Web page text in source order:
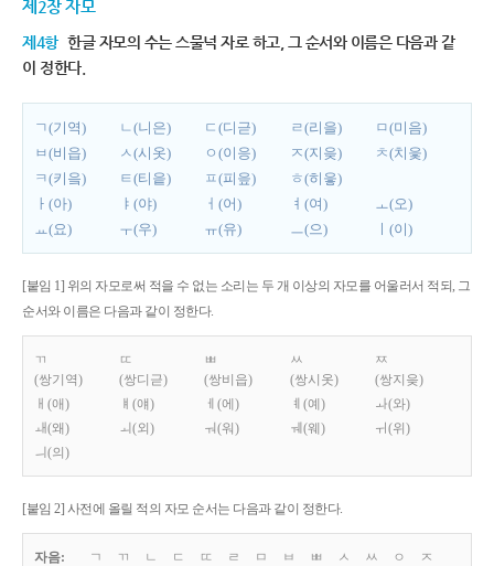
제2장 자모
제4항 한글 자모의 수는 스물넉 자로 하고, 그 순서와 이름은 다음과 같
이 정한다.
ㄱ(기역) ㄴ(니은) ㄷ(디귿) ㄹ(리을)
ㅁ(미음)
ㅂ(비읍)
ㅅ(시옷) ㅇ(이응) ㅈ(지읒)
ㅊ(치읓)
ㅋ(키읔)
ㅌ(티읕) ㅍ(피읖)
ㅎ(히읗)
ㅏ(아)
ㅑ(야) ㅓ(어) ㅕ(여)
ㅗ(오)
ㅛ(요)
ㅜ(우) ㅠ(유) ㅡ(으) ㅣ(이)
[붙임 1] 위의 자모로써 적을 수 없는 소리는 두 개 이상의 자모를 어울러서 적되, 그
순서와 이름은 다음과 같이 정한다.
ㄲ
(쌍기역)
ㄸ
(쌍디귿)
ㅃ
(쌍비읍)
ㅆ
(쌍시옷)
ㅉ
(쌍지읒)
ㅐ(애)
ㅒ(얘) ㅔ(에) ㅖ(예)
ㅘ(와)
ㅙ(왜)
ㅚ(외) ㅝ(워) ㅞ(웨)
ㅟ(위)
ㅢ(의)
[붙임 2] 사전에 올릴 적의 자모 순서는 다음과 같이 정한다.
자음: ㄱ ㄲ ㄴ ㄷ ㄸ ㄹ ㅁ ㅂ ㅃ ㅅ ㅆ ㅇ
ㅈ